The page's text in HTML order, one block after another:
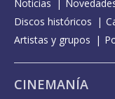
Noticias
Discos históricos
Artistas y grupos
CINEMANÍA